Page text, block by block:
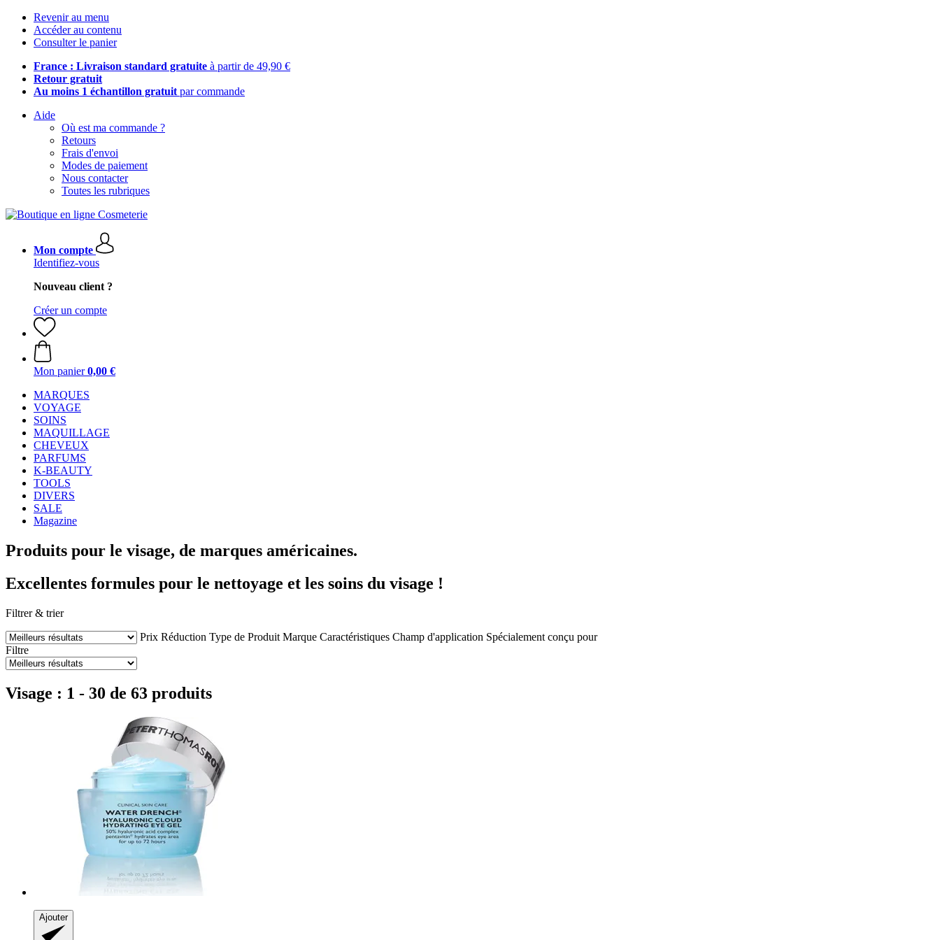
Revenir au menu
Accéder au contenu
Consulter le panier
France : Livraison standard gratuite à partir de 49,90 €
Retour gratuit
Au moins 1 échantillon gratuit par commande
Aide
Où est ma commande ?
Retours
Frais d'envoi
Modes de paiement
Nous contacter
Toutes les rubriques
Mon compte
Identifiez-vous
Nouveau client ?
Créer un compte
Mon panier 0,00 €
MARQUES
VOYAGE
SOINS
MAQUILLAGE
CHEVEUX
PARFUMS
K-BEAUTY
TOOLS
DIVERS
SALE
Magazine
Produits pour le visage, de marques américaines.
Excellentes formules pour le nettoyage et les soins du visage !
Filtrer & trier
Prix Réduction Type de Produit Marque Caractéristiques Champ d'application Spécialement conçu pour
Filtre
Visage : 1 - 30 de 63 produits
Ajouter